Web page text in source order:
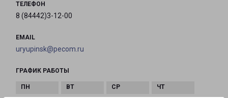
ТЕЛЕФОН
8 (84442)3-12-00
EMAIL
uryupinsk@pecom.ru
ГРАФИК РАБОТЫ